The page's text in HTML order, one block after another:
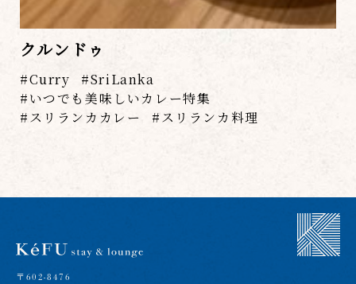
クルンドゥ
Curry
SriLanka
いつでも美味しいカレー特集
スリランカカレー
スリランカ料理
〒602-8476